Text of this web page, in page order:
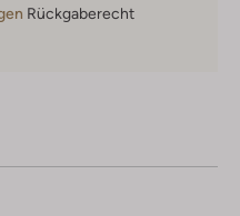
Rückgaberecht